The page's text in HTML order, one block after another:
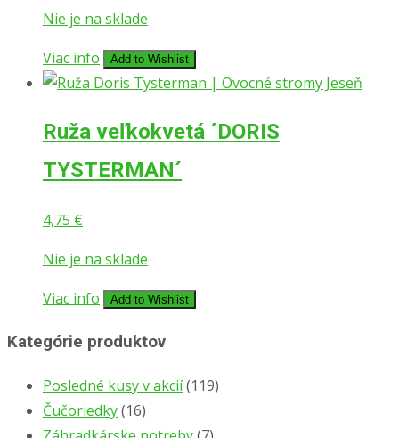
bola:
5,99 €.
je:
4,99 €.
Nie je na sklade
Viac info
Add to Wishlist
Ruža veľkokvetá ´DORIS
TYSTERMAN´
4,75 €
Nie je na sklade
Viac info
Add to Wishlist
Kategórie produktov
Posledné kusy v akcií(119)
Čučoriedky(16)